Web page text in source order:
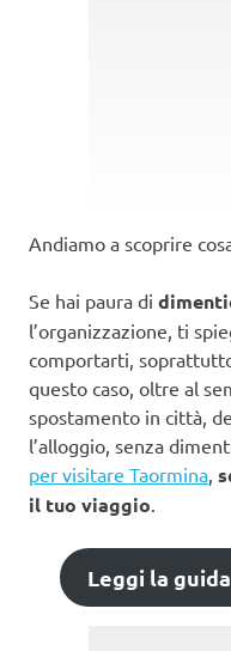
Andiamo a scoprire
Se hai paura di
l’organizzazione, ti
comportarti,
questo caso, oltre al
spostamento in città,
l’alloggio, senza
per visitare Taormina
il tuo viaggio
Leggi la